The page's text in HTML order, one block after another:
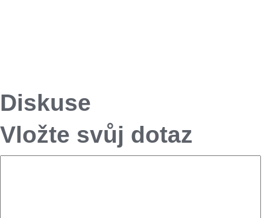
Diskuse
Vložte svůj dotaz